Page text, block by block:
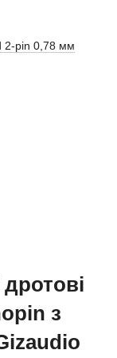
2-pin 0,78 мм
з